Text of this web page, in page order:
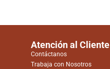
Atención al Cliente
Contáctanos
Trabaja con Nosotros